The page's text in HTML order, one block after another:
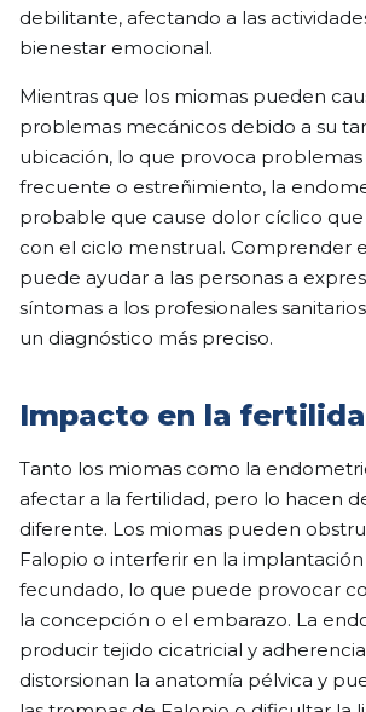
debilitante, afectando a las
bienestar emocional.
Mientras que los miomas pueden
problemas mecánicos debido a su
ubicación, lo que provoca
frecuente o estreñimiento, la
probable que cause dolor cíclico
con el ciclo menstrual. Comprender
puede ayudar a las personas a
síntomas a los profesionales
un diagnóstico más preciso.
Impacto en la
Tanto los miomas como la
afectar a la fertilidad, pero lo hacen
diferente. Los miomas pueden
Falopio o interferir en la
fecundado, lo que puede provocar
la concepción o el embarazo. La
producir tejido cicatricial y
distorsionan la anatomía pélvica y